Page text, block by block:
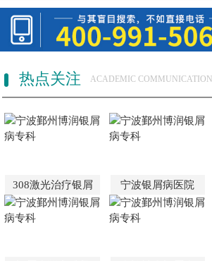
热点关注 ACADEMIC COMMUNICATION
308激光治疗银屑 宁波银屑病医院